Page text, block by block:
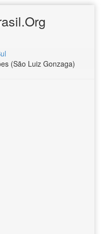
(São Luiz Gonzaga)